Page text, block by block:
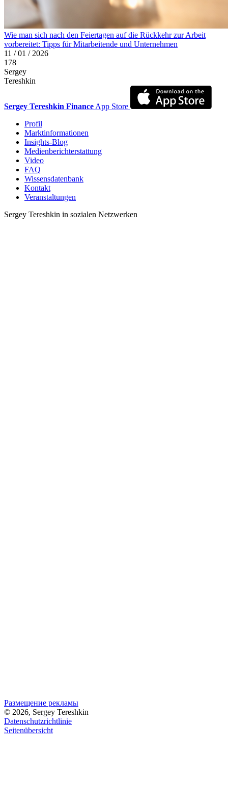
Wie man sich nach den Feiertagen auf die Rückkehr zur Arbeit
vorbereitet: Tipps für Mitarbeitende und Unternehmen
11 / 01 / 2026
178
Sergey
Tereshkin
Sergey Tereshkin FinanceApp Store
Profil
Marktinformationen
Insights-Blog
Medienberichterstattung
Video
FAQ
Wissensdatenbank
Kontakt
Veranstaltungen
Sergey Tereshkin in sozialen Netzwerken
Размещение рекламы
© 2026, Sergey Tereshkin
Datenschutzrichtlinie
Seitenübersicht